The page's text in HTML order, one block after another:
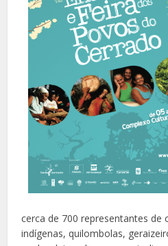
cerca de 700 representantes de
indígenas, quilombolas,